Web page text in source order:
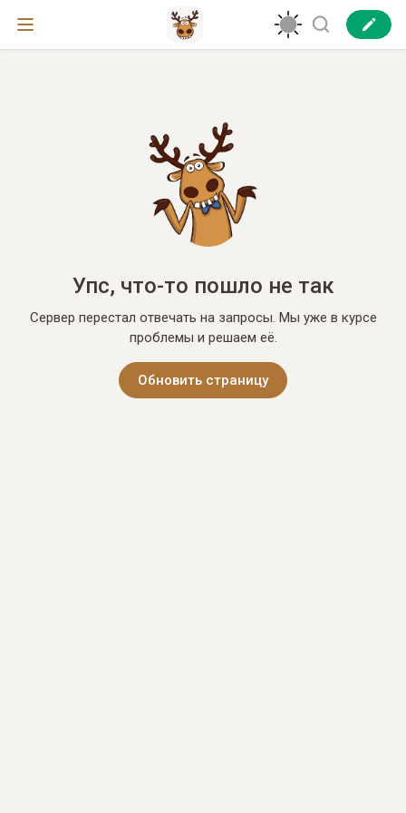
Упс, что-то пошло не так
Сервер перестал отвечать на запросы. Мы уже в курсе
проблемы и решаем её.
Обновить страницу